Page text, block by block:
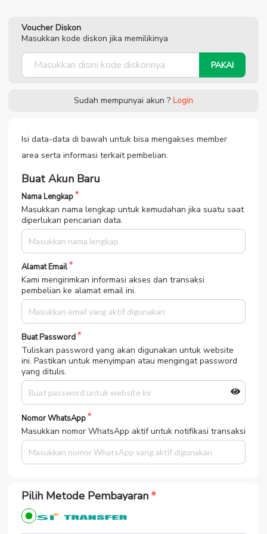
Voucher Diskon
Masukkan kode diskon jika memilikinya
PAKAI
Sudah mempunyai akun ? Login
Isi data-data di bawah untuk bisa mengakses member
area serta informasi terkait pembelian.
Buat Akun Baru
Nama Lengkap
Masukkan nama lengkap untuk kemudahan jika suatu saat
diperlukan pencarian data.
Alamat Email
Kami mengirimkan informasi akses dan transaksi
pembelian ke alamat email ini.
Buat Password
Tuliskan password yang akan digunakan untuk website
ini. Pastikan untuk menyimpan atau mengingat password
yang ditulis.
Nomor WhatsApp
Masukkan nomor WhatsApp aktif untuk notifikasi transaksi
Pilih Metode Pembayaran